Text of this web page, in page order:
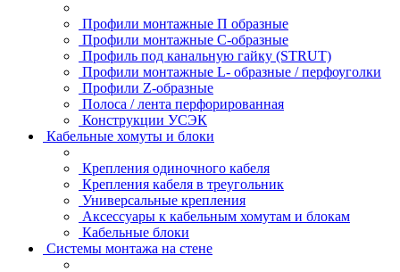
Профили монтажные П образные
Профили монтажные C-образные
Профиль под канальную гайку (STRUT)
Профили монтажные L- образные / перфоуголки
Профили Z-образные
Полоса / лента перфорированная
Конструкции УСЭК
Кабельные хомуты и блоки
Крепления одиночного кабеля
Крепления кабеля в треугольник
Универсальные крепления
Аксессуары к кабельным хомутам и блокам
Кабельные блоки
Системы монтажа на стене